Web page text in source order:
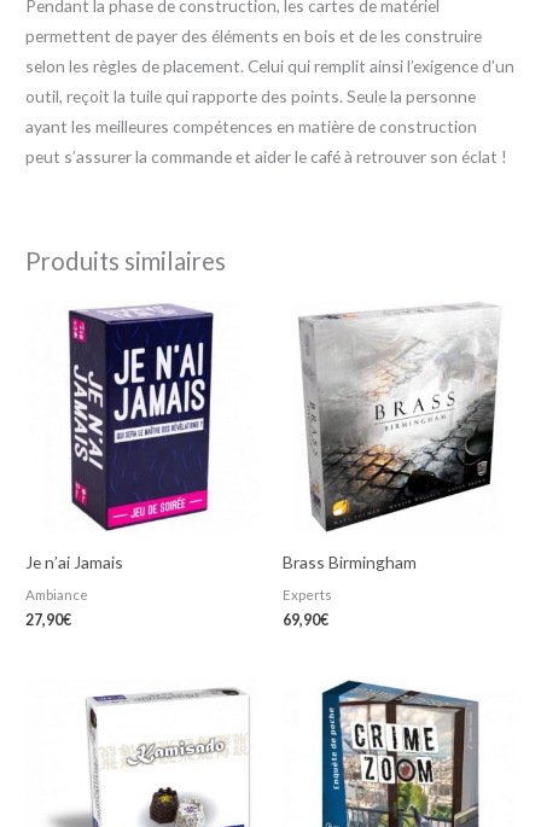
Pendant la phase de construction, les cartes de matériel
permettent de payer des éléments en bois et de les construire
selon les règles de placement. Celui qui remplit ainsi l’exigence d’un
outil, reçoit la tuile qui rapporte des points. Seule la personne
ayant les meilleures compétences en matière de construction
peut s’assurer la commande et aider le café à retrouver son éclat !
Produits similaires
Je n’ai Jamais
Ambiance
27,90€
Brass Birmingham
Experts
69,90€